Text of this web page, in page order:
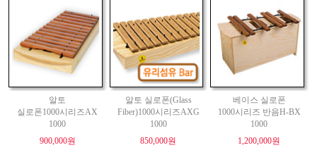
알토
실로폰1000시리즈AX
1000
900,000원
알토 실로폰(Glass
Fiber)1000시리즈AXG
1000
850,000원
베이스 실로폰
1000시리즈 반음H-BX
1000
1,200,000원